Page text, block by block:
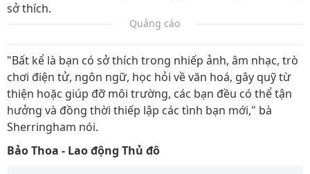
sở thích.
Quảng cáo
"Bất kể là bạn có sở thích trong nhiếp ảnh, âm nhạc, trò
chơi điện tử, ngôn ngữ, học hỏi về văn hoá, gây quỹ từ
thiện hoặc giúp đỡ môi trường, các bạn đều có thể tận
hưởng và đồng thời thiếp lập các tình bạn mới," bà
Sherringham nói.
Bảo Thoa - Lao động Thủ đô